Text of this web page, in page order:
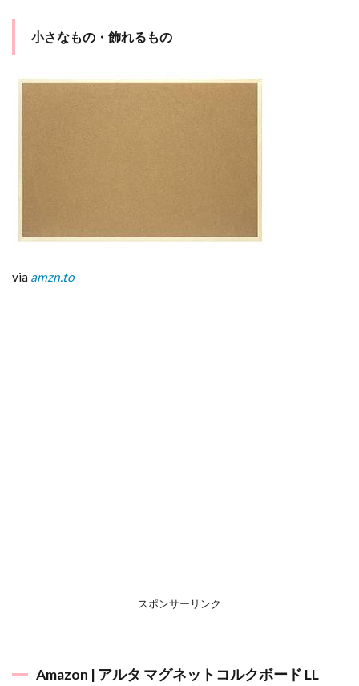
小さなもの・飾れるもの
via amzn.to
スポンサーリンク
Amazon | アルタ マグネットコルクボード LL